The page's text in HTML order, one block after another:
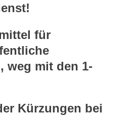
für
weg mit den 1-
Kürzungen bei